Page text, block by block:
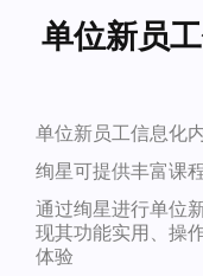
单位新员
单位新员工信息化
绚星可提供丰富课
通过绚星进行单位
现其功能实用、操
体验